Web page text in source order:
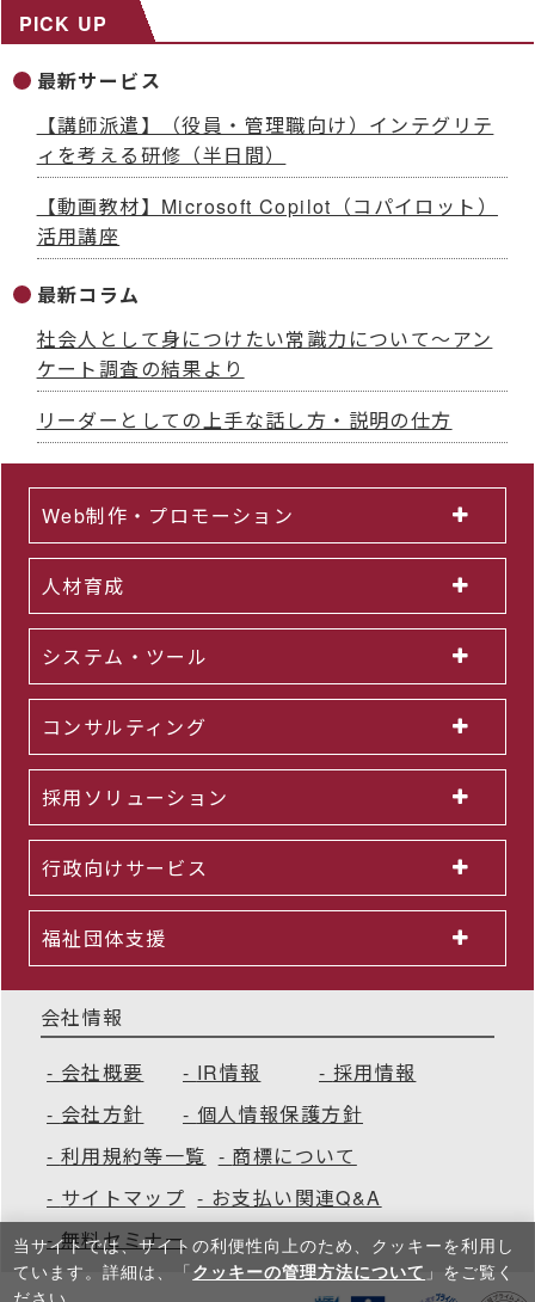
PICK UP
最新サービス
【講師派遣】（役員・管理職向け）インテグリテ
ィを考える研修（半日間）
【動画教材】Microsoft Copilot（コパイロット）
活用講座
最新コラム
社会人として身につけたい常識力について～アン
ケート調査の結果より
リーダーとしての上手な話し方・説明の仕方
Web制作・プロモーション
人材育成
システム・ツール
コンサルティング
採用ソリューション
行政向けサービス
福祉団体支援
会社情報
会社概要
IR情報
採用情報
会社方針
個人情報保護方針
利用規約等一覧
商標について
サイトマップ
お支払い関連Q&A
無料セミナー
当サイトでは、サイトの利便性向上のため、クッキーを利⽤し
ています。詳細は、「クッキーの管理方法について 」をご覧く
ださい。